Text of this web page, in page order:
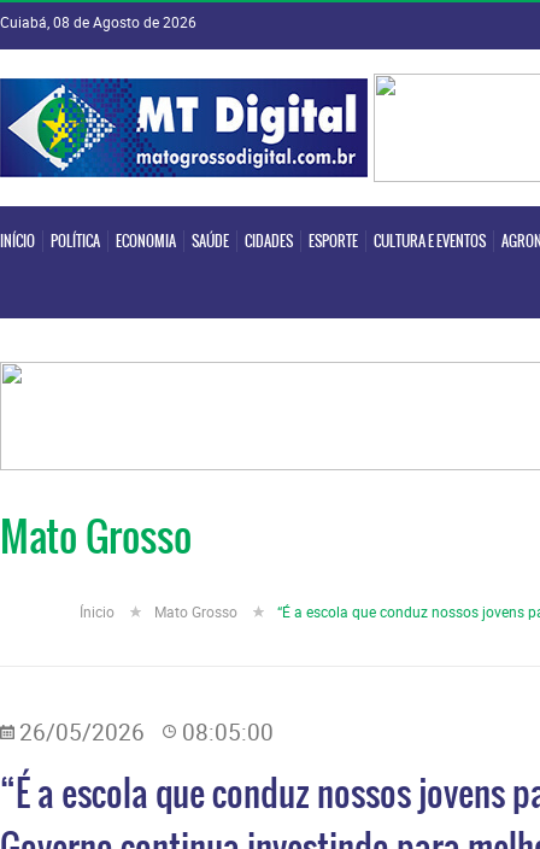
Cuiabá, 08 de Agosto de 2026
INÍCIO POLÍTICA ECONOMIA SAÚDE CIDADES ESPORTE CULTURA E EVENTOS
INÍCIO POLÍTICA ECONOMIA SAÚDE
Mato Grosso
Ínicio Mato Grosso “É a escola que conduz nossos jovens
26/05/2026 08:05:00
“É a escola que conduz nossos jovens